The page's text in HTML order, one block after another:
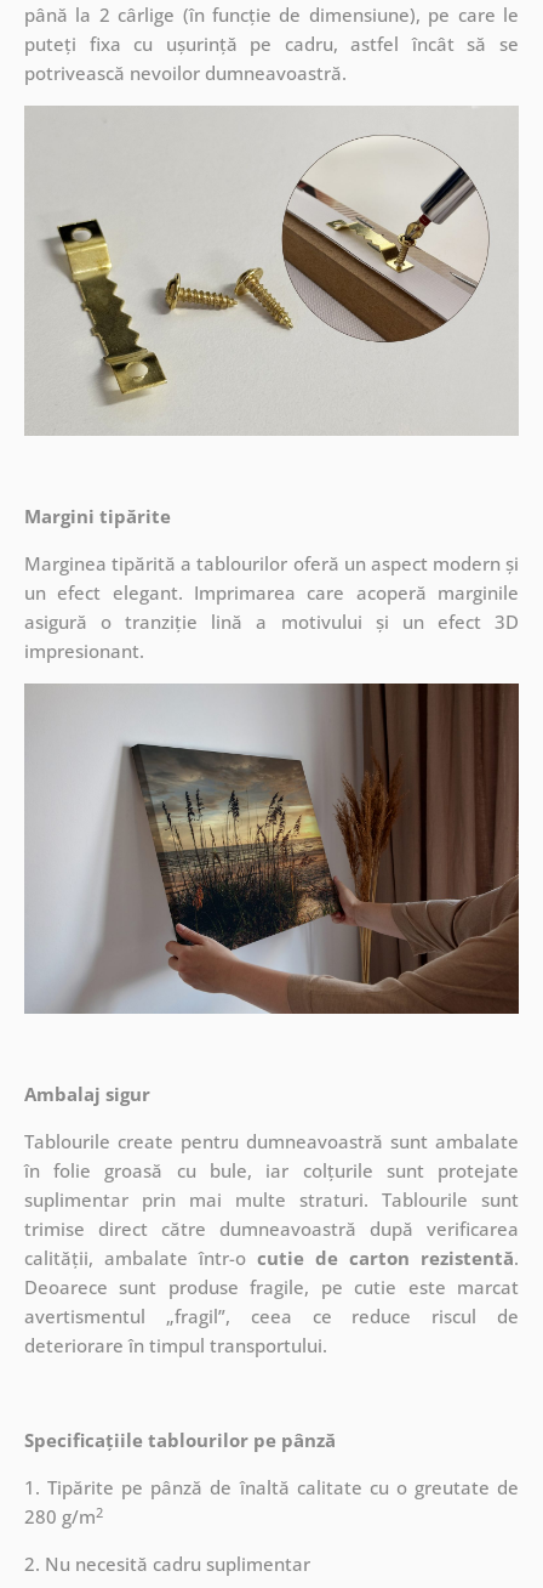
până la 2 cârlige (în funcție de dimensiune), pe care le
puteți fixa cu ușurință pe cadru, astfel încât să se
potrivească nevoilor dumneavoastră.
Margini tipărite
Marginea tipărită a tablourilor oferă un aspect modern și
un efect elegant. Imprimarea care acoperă marginile
asigură o tranziție lină a motivului și un efect 3D
impresionant.
Ambalaj sigur
Tablourile create pentru dumneavoastră sunt ambalate
în folie groasă cu bule, iar colțurile sunt protejate
suplimentar prin mai multe straturi.Tablourile sunt
trimise direct către dumneavoastră după verificarea
calității, ambalate într-o cutie de carton rezistentă.
Deoarece sunt produse fragile, pe cutie este marcat
avertismentul „fragil”, ceea ce reduce riscul de
deteriorare în timpul transportului.
Specificațiile tablourilor pe pânză
1. Tipărite pe pânză de înaltă calitate cu o greutate de
280 g/m2
2. Nu necesită cadru suplimentar